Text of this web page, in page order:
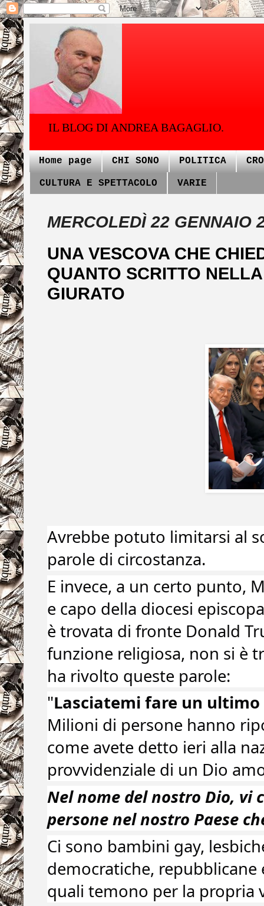
IL BLOG DI ANDREA BAGAGLIO.
Home page CHI SONO POLITICA
CULTURA E SPETTACOLO VARIE
MERCOLEDÌ 22 GENNAIO
UNA VESCOVA CHE
QUANTO SCRITTO
GIURATO
Avrebbe potuto limitarsi al
parole di circostanza.
E invece, a un certo punto,
e capo della diocesi
è trovata di fronte Donald
funzione religiosa, non si è
ha rivolto queste parole:
"Lasciatemi fare un
Milioni di persone hanno
come avete detto ieri alla
provvidenziale di un Dio
Nel nome del nostro Dio, vi
persone nel nostro Paese
Ci sono bambini gay,
democratiche,
quali temono per la propria